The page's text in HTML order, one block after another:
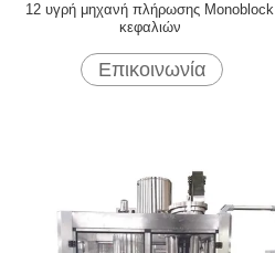
12 υγρή μηχανή πλήρωσης Monoblock
κεφαλιών
Επικοινωνία